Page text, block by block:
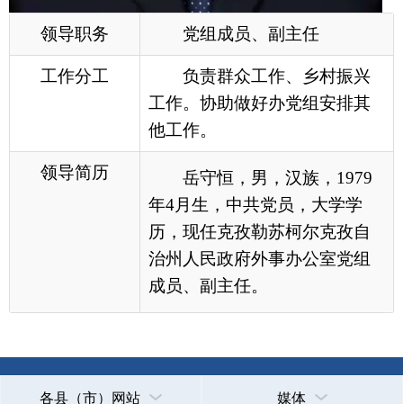
领导简历
岳守恒，男，汉族，1979
年4月生，中共党员，大学学
历，现任克孜勒苏柯尔克孜自
治州人民政府外事办公室党组
成员、副主任。
媒体
区政府部门
承办：克孜勒苏柯尔克孜自治州政务公开信息中心
新公网安备65300102000007号
新ICP备2022000247号